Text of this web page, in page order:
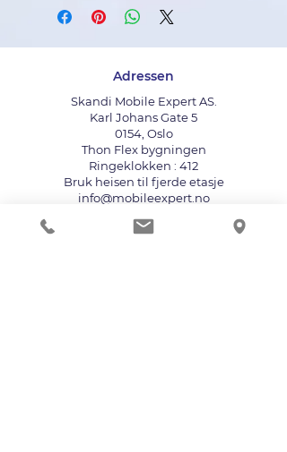
Adressen
Skandi Mobile Expert AS.
Karl Johans Gate 5
0154, Oslo
Thon Flex bygningen
Ringeklokken : 412
Bruk heisen til fjerde etasje
info@mobileexpert.no